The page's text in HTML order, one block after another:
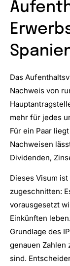
Das
Nachweis von
mehr für jedes
Für ein Paar
Nachweisen
Dividenden,
Dieses Visum
zugeschnitten:
vorausgesetzt
Einkünften
Grundlage des
genauen Zahlen
sind.